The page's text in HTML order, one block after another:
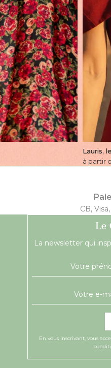
Lauris,
à partir
CB,
Le
La newsletter qui
En vous inscrivant, vous